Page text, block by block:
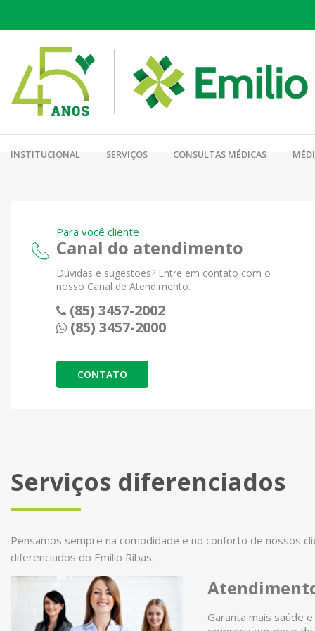
INSTITUCIONAL SERVIÇOS CONSULTAS MÉDICAS
Para você cliente
Canal do atendimento
Dúvidas e sugestões? Entre em contato com o
nosso Canal de Atendimento.
(85) 3457-2002
(85) 3457-2000
CONTATO
Serviços diferenciados
Pensamos sempre na comodidade e no conforto de nossos
diferenciados do Emilio Ribas.
Garanta mais saúde